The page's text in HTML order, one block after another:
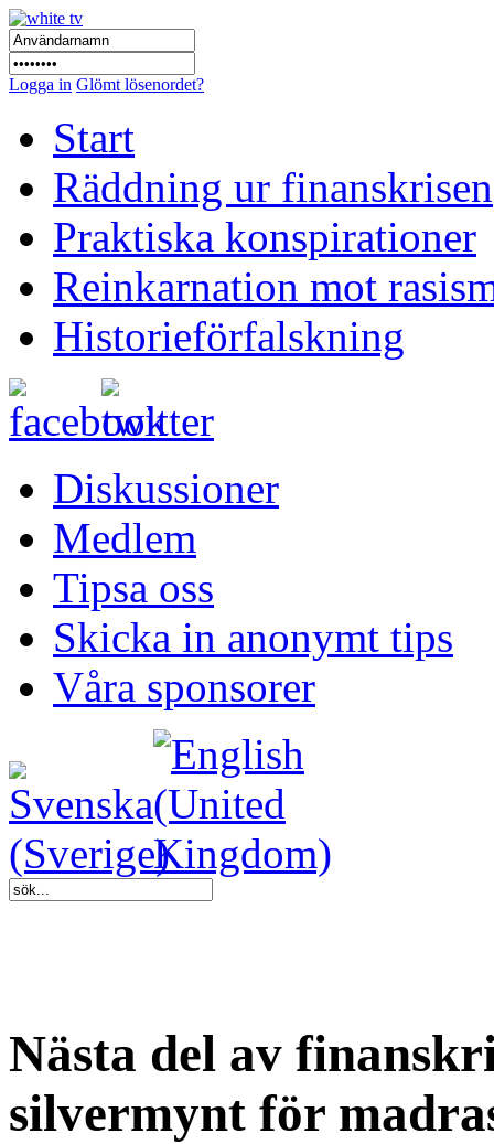
Logga in Glömt lösenordet?
Start
Räddning ur finanskrisen
Praktiska konspirationer
Reinkarnation mot
Historieförfalskning
Diskussioner
Medlem
Tipsa oss
Skicka in anonymt tips
Våra sponsorer
Nästa del av
silvermynt för